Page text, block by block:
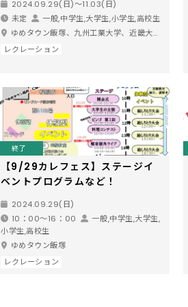
2024.09.29(日)〜11.03(日)
未定
一般,中学生,大学生,小学生,高校生
ゆめタウン飯塚、九州工業大学、近畿大学、近畿大学九州短期大学
レクレーション
終了
【9/29カレフェス】ステージイ
ベントプログラムなど！
2024.09.29(日)
10：00～16：00
一般,中学生,大学生,
小学生,高校生
ゆめタウン飯塚
レクレーション